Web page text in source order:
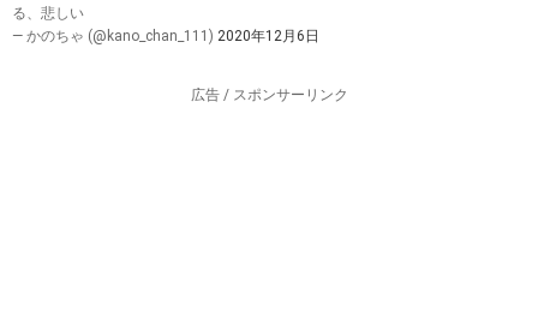
る、悲しい
— かのちゃ (@kano_chan_111) 2020年12月6日
広告 / スポンサーリンク